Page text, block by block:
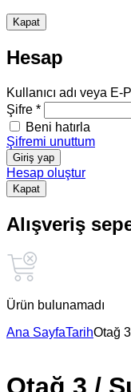
Kapat
Hesap
Kullanıcı adı veya E-
Şifre *
Beni hatırla
Şifremi unuttum
Giriş yap
Hesap oluştur
Kapat
Alışveriş
Ürün bulunamadı
Ana SayfaTarihOtağ